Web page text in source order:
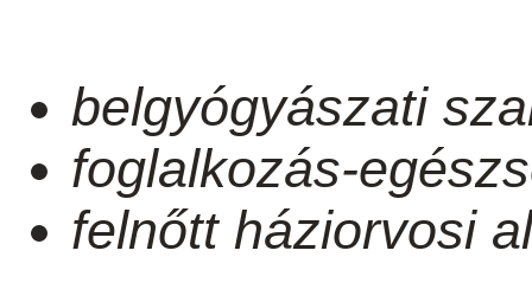
belgyógyászati
foglalkozás-
felnőtt háziorvosi